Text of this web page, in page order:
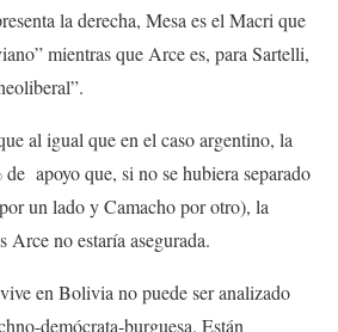
la derecha, Mesa es el Macri que
mientras que Arce es, para Sartelli,
al igual que en el caso argentino, la
apoyo que, si no se hubiera separado
un lado y Camacho por otro), la
no estaría asegurada.
en Bolivia no puede ser analizado
demócrata-burguesa. Están